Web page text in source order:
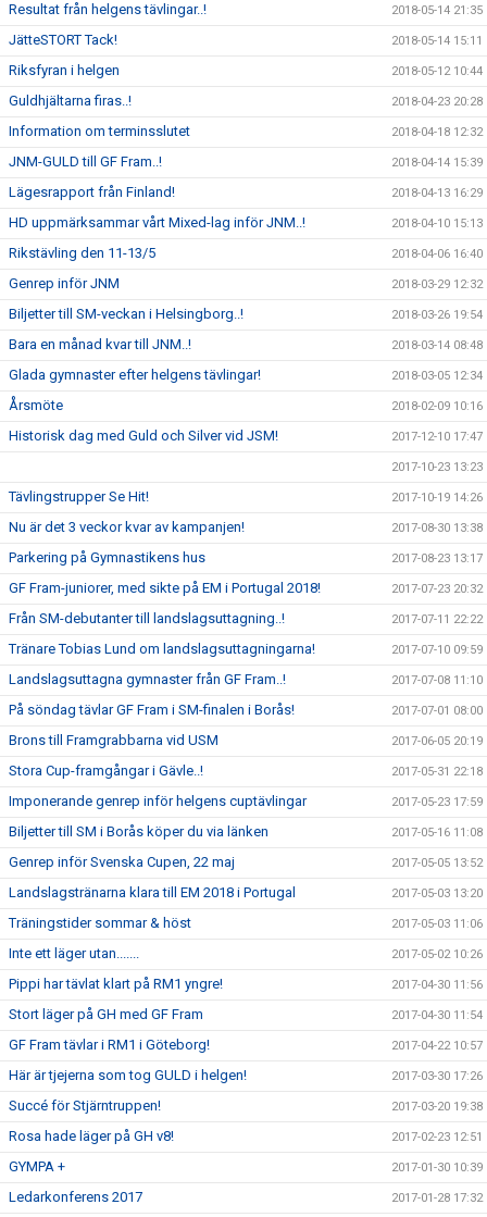
Resultat från helgens tävlingar..! 2018-05-14 21:35
JätteSTORT Tack! 2018-05-14 15:11
Riksfyran i helgen 2018-05-12 10:44
Guldhjältarna firas..! 2018-04-23 20:28
Information om terminsslutet 2018-04-18 12:32
JNM-GULD till GF Fram..! 2018-04-14 15:39
Lägesrapport från Finland! 2018-04-13 16:29
HD uppmärksammar vårt Mixed-lag inför JNM..! 2018-04-10 15:13
Rikstävling den 11-13/5 2018-04-06 16:40
Genrep inför JNM 2018-03-29 12:32
Biljetter till SM-veckan i Helsingborg..! 2018-03-26 19:54
Bara en månad kvar till JNM..! 2018-03-14 08:48
Glada gymnaster efter helgens tävlingar! 2018-03-05 12:34
Årsmöte 2018-02-09 10:16
Historisk dag med Guld och Silver vid JSM! 2017-12-10 17:47
2017-10-23 13:23
Tävlingstrupper Se Hit! 2017-10-19 14:26
Nu är det 3 veckor kvar av kampanjen! 2017-08-30 13:38
Parkering på Gymnastikens hus 2017-08-23 13:17
GF Fram-juniorer, med sikte på EM i Portugal 2018! 2017-07-23 20:32
Från SM-debutanter till landslagsuttagning..! 2017-07-11 22:22
Tränare Tobias Lund om landslagsuttagningarna! 2017-07-10 09:59
Landslagsuttagna gymnaster från GF Fram..! 2017-07-08 11:10
På söndag tävlar GF Fram i SM-finalen i Borås! 2017-07-01 08:00
Brons till Framgrabbarna vid USM 2017-06-05 20:19
Stora Cup-framgångar i Gävle..! 2017-05-31 22:18
Imponerande genrep inför helgens cuptävlingar 2017-05-23 17:59
Biljetter till SM i Borås köper du via länken 2017-05-16 11:08
Genrep inför Svenska Cupen, 22 maj 2017-05-05 13:52
Landslagstränarna klara till EM 2018 i Portugal 2017-05-03 13:20
Träningstider sommar & höst 2017-05-03 11:06
Inte ett läger utan....... 2017-05-02 10:26
Pippi har tävlat klart på RM1 yngre! 2017-04-30 11:56
Stort läger på GH med GF Fram 2017-04-30 11:54
GF Fram tävlar i RM1 i Göteborg! 2017-04-22 10:57
Här är tjejerna som tog GULD i helgen! 2017-03-30 17:26
Succé för Stjärntruppen! 2017-03-20 19:38
Rosa hade läger på GH v8! 2017-02-23 12:51
GYMPA + 2017-01-30 10:39
Ledarkonferens 2017 2017-01-28 17:32